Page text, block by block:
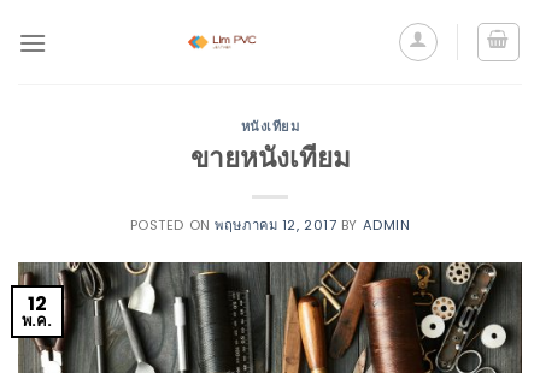
หนังเทียม
ขายหนังเทียม
POSTED ONพฤษภาคม 12, 2017 BY ADMIN
12
พ.ค.